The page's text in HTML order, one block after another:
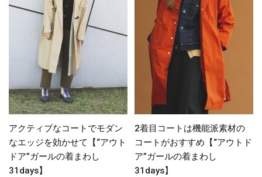
アクティブなコートでモダン
なエッジを効かせて【“アウト
ドア”ガールの着まわし
31days】
2着目コートは機能派素材の
コートがおすすめ【“アウトド
ア”ガールの着まわし
31days】